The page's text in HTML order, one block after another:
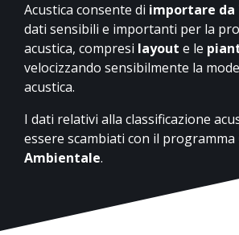
Acustica consente di importare da
dati sensibili e importanti per la
acustica, compresi layout e le
velocizzando sensibilmente la
acustica.
I dati relativi alla classificazione
essere scambiati con il programma
Ambientale.